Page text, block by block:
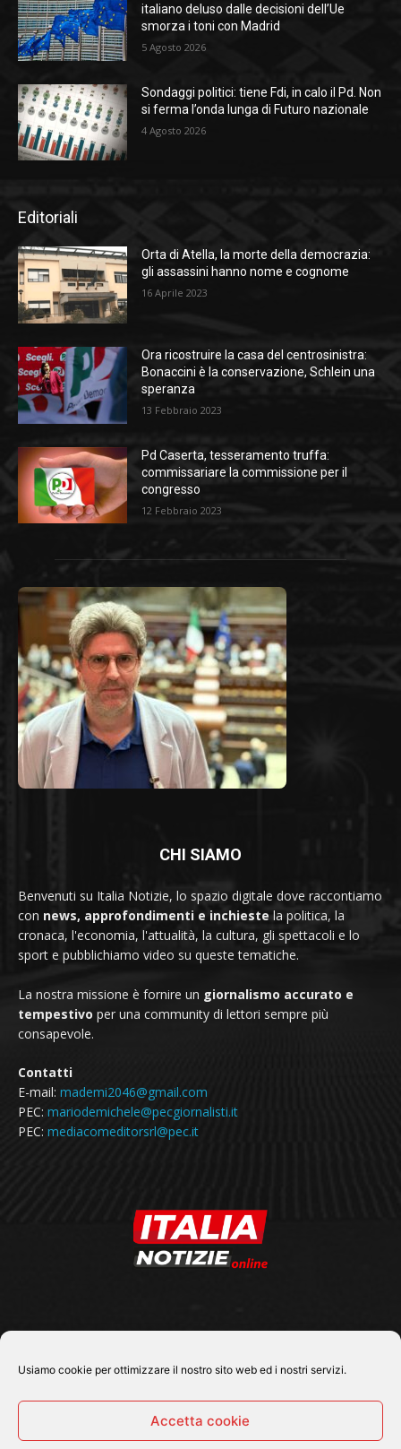
Usiamo cookie per ottimizzare il nostro sito web ed i nostri servizi.
Accetta cookie
italiano deluso dalle decisioni dell’Ue
smorza i toni con Madrid
5 Agosto 2026
Sondaggi politici: tiene Fdi, in calo il Pd. Non
si ferma l’onda lunga di Futuro nazionale
4 Agosto 2026
Editoriali
Orta di Atella, la morte della democrazia:
gli assassini hanno nome e cognome
16 Aprile 2023
Ora ricostruire la casa del centrosinistra:
Bonaccini è la conservazione, Schlein una
speranza
13 Febbraio 2023
Pd Caserta, tesseramento truffa:
commissariare la commissione per il
congresso
12 Febbraio 2023
CHI SIAMO
Benvenuti su Italia Notizie, lo spazio digitale dove raccontiamo
con news, approfondimenti e inchieste la politica, la
cronaca, l'economia, l'attualità, la cultura, gli spettacoli e lo
sport e pubblichiamo video su queste tematiche.
La nostra missione è fornire un giornalismo accurato e
tempestivo per una community di lettori sempre più
consapevole.
Contatti
E-mail: mademi2046@gmail.com
PEC: mariodemichele@pecgiornalisti.it
PEC: mediacomeditorsrl@pec.it